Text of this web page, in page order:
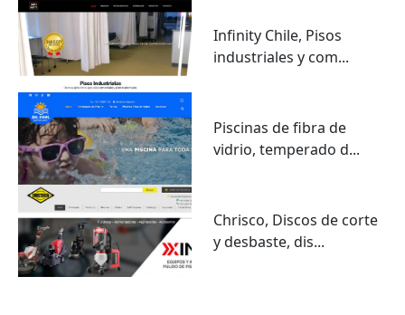
Infinity Chile, Pisos
industriales y com...
Piscinas de fibra de
vidrio, temperado d...
Chrisco, Discos de corte
y desbaste, dis...